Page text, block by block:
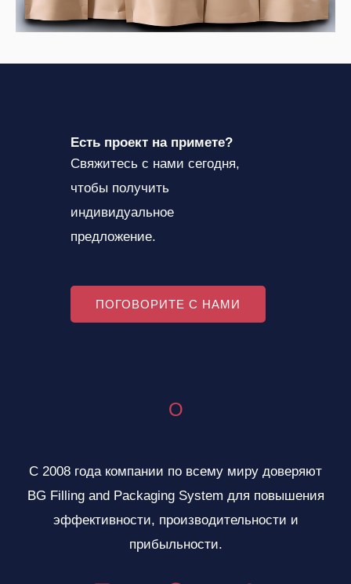
Есть проект на примете?
Свяжитесь с нами сегодня,
чтобы получить
индивидуальное
предложение.
ПОГОВОРИТЕ С НАМИ
О
С 2008 года компании по всему миру доверяют
BG Filling and Packaging System для повышения
эффективности, производительности и
прибыльности.